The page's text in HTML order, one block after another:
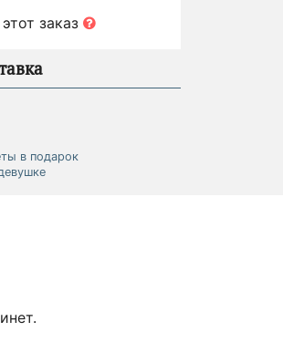
заказ
в подарок